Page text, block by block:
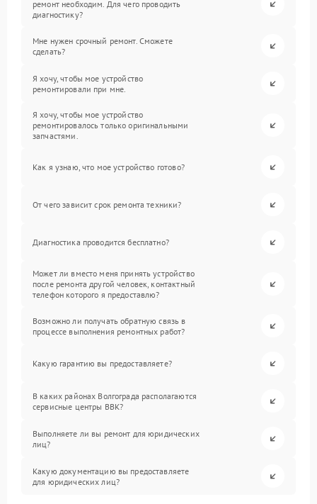
ремонт необходим. Для чего проводить
диагностику?
Мне нужен срочный ремонт. Сможете
сделать?
Я хочу, чтобы мое устройство
ремонтировали при мне.
Я хочу, чтобы мое устройство
ремонтировалось только оригинальными
запчастями.
Как я узнаю, что мое устройство готово?
От чего зависит срок ремонта техники?
Диагностика проводится бесплатно?
Может ли вместо меня принять устройство
после ремонта другой человек, контактный
телефон которого я предоставлю?
Возможно ли получать обратную связь в
процессе выполнения ремонтных работ?
Какую гарантию вы предоставляете?
В каких районах Волгограда располагаются
сервисные центры BBK?
Выполняете ли вы ремонт для юридических
лиц?
Какую документацию вы предоставляете
для юридических лиц?